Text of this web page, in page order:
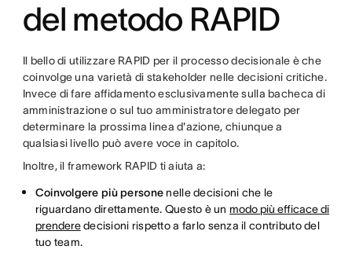
del metodo RAPID
Il bello di utilizzare RAPID per il processo decisionale è che
coinvolge una varietà di stakeholder nelle decisioni critiche.
Invece di fare affidamento esclusivamente sulla bacheca di
amministrazione o sul tuo amministratore delegato per
determinare la prossima linea d'azione, chiunque a
qualsiasi livello può avere voce in capitolo.
Inoltre, il framework RAPID ti aiuta a:
Coinvolgere più personenelle decisioni che le
riguardano direttamente. Questo è unmodo più efficace di
prenderedecisioni rispetto a farlo senza il contributo del
tuo team.